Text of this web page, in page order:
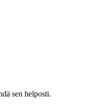
sen helposti.